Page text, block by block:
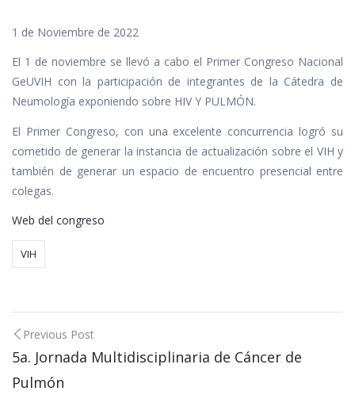
1 de Noviembre de 2022
El 1 de noviembre se llevó a cabo el Primer Congreso Nacional
GeUVIH con la participación de integrantes de la Cátedra de
Neumología exponiendo sobre HIV Y PULMÓN.
El Primer Congreso, con una excelente concurrencia logró su
cometido de generar la instancia de actualización sobre el VIH y
también de generar un espacio de encuentro presencial entre
colegas.
Web del congreso
VIH
Post
navigation
Previous Post
5a. Jornada Multidisciplinaria de Cáncer de
Pulmón